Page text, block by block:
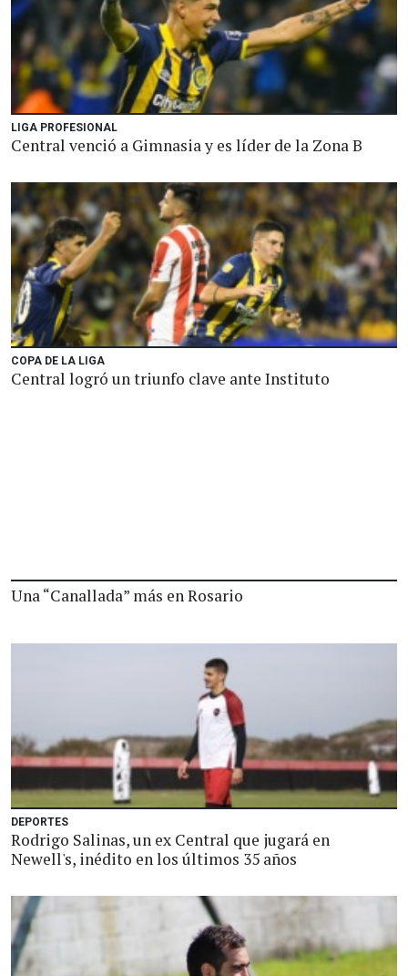
LIGA PROFESIONAL
Central venció a Gimnasia y es líder de la Zona B
COPA DE LA LIGA
Central logró un triunfo clave ante Instituto
Una “Canallada” más en Rosario
DEPORTES
Rodrigo Salinas, un ex Central que jugará en
Newell's, inédito en los últimos 35 años